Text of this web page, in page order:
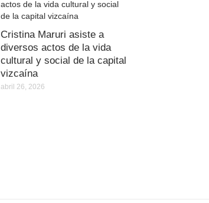
Cristina Maruri asiste a
diversos actos de la vida
cultural y social de la capital
vizcaína
abril 26, 2026